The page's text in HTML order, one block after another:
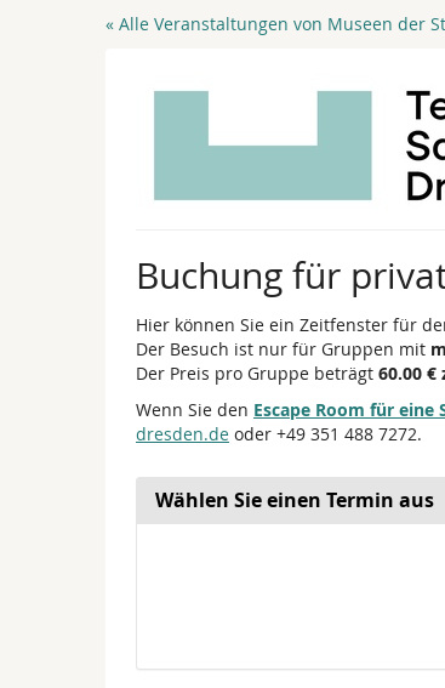
« Alle Veranstaltungen von Museen der
Buchung für
Hier können Sie ein Zeitfenster für
Der Besuch ist nur für Gruppen mit
Der Preis pro Gruppe beträgt 60.00
Wenn Sie den Escape Room für eine
dresden.de oder +49 351 488 7272.
Wählen Sie einen Termin aus